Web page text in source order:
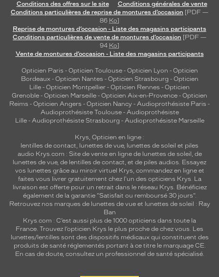
Conditions des offres sur le site
Conditions générales de vente
Conditions particulières de reprise de montures d’occasion [PDF —
86 Ko]
Reprise de montures d’occasion - Liste des magasins participants
Conditions particulières de vente de montures d’occasion [PDF —
94 Ko]
Vente de montures d’occasion - Liste des magasins participants
Opticien Paris - Opticien Toulouse- Opticien Lyon - Opticien
Bordeaux- Opticien Nantes - Opticien Strasbourg - Opticien
Lille - Opticien Montpellier - Opticien Rennes - Opticien
Grenoble - Opticien Marseille - Opticien Aix-en-Provence - Opticien
Reims - Opticien Angers - Opticien Nancy - Audioprothésiste Paris -
Audioprothésiste Toulouse- Audioprothésiste
Lille- Audioprothésiste Strasbourg - Audioprothésiste Marseille
Krys, Opticien en ligne :
lentilles de contact, lunettes de vue, lunettes de soleil et piles
audio Krys.com : Site de vente en ligne de lunettes de soleil, de
lunettes de vue, de lentilles de contact, et de piles audios. Essayez
vos lunettes grâce au miroir virtuel Krys, commandez en ligne et
faites vous livrer gratuitement chez l'un des opticiens Krys. La
livraison est offerte pour un retrait dans le réseau Krys. Bénéficiez
également de la garantie "Satisfait ou remboursé 30 jours".
Retrouvez nos marques de lunettes de vue et lunettes de soleil : Ray
Ban
Krys.com : C’est aussi plus de 1000 opticiens dans toute la
France. Trouvez l’opticien Krys le plus proche de chez vous. Les
lunettes/lentilles sont des dispositifs médicaux qui constituent des
produits de santé réglementés portant à ce titre le marquage CE.
En cas de doute, consultez un professionnel de santé spécialisé.